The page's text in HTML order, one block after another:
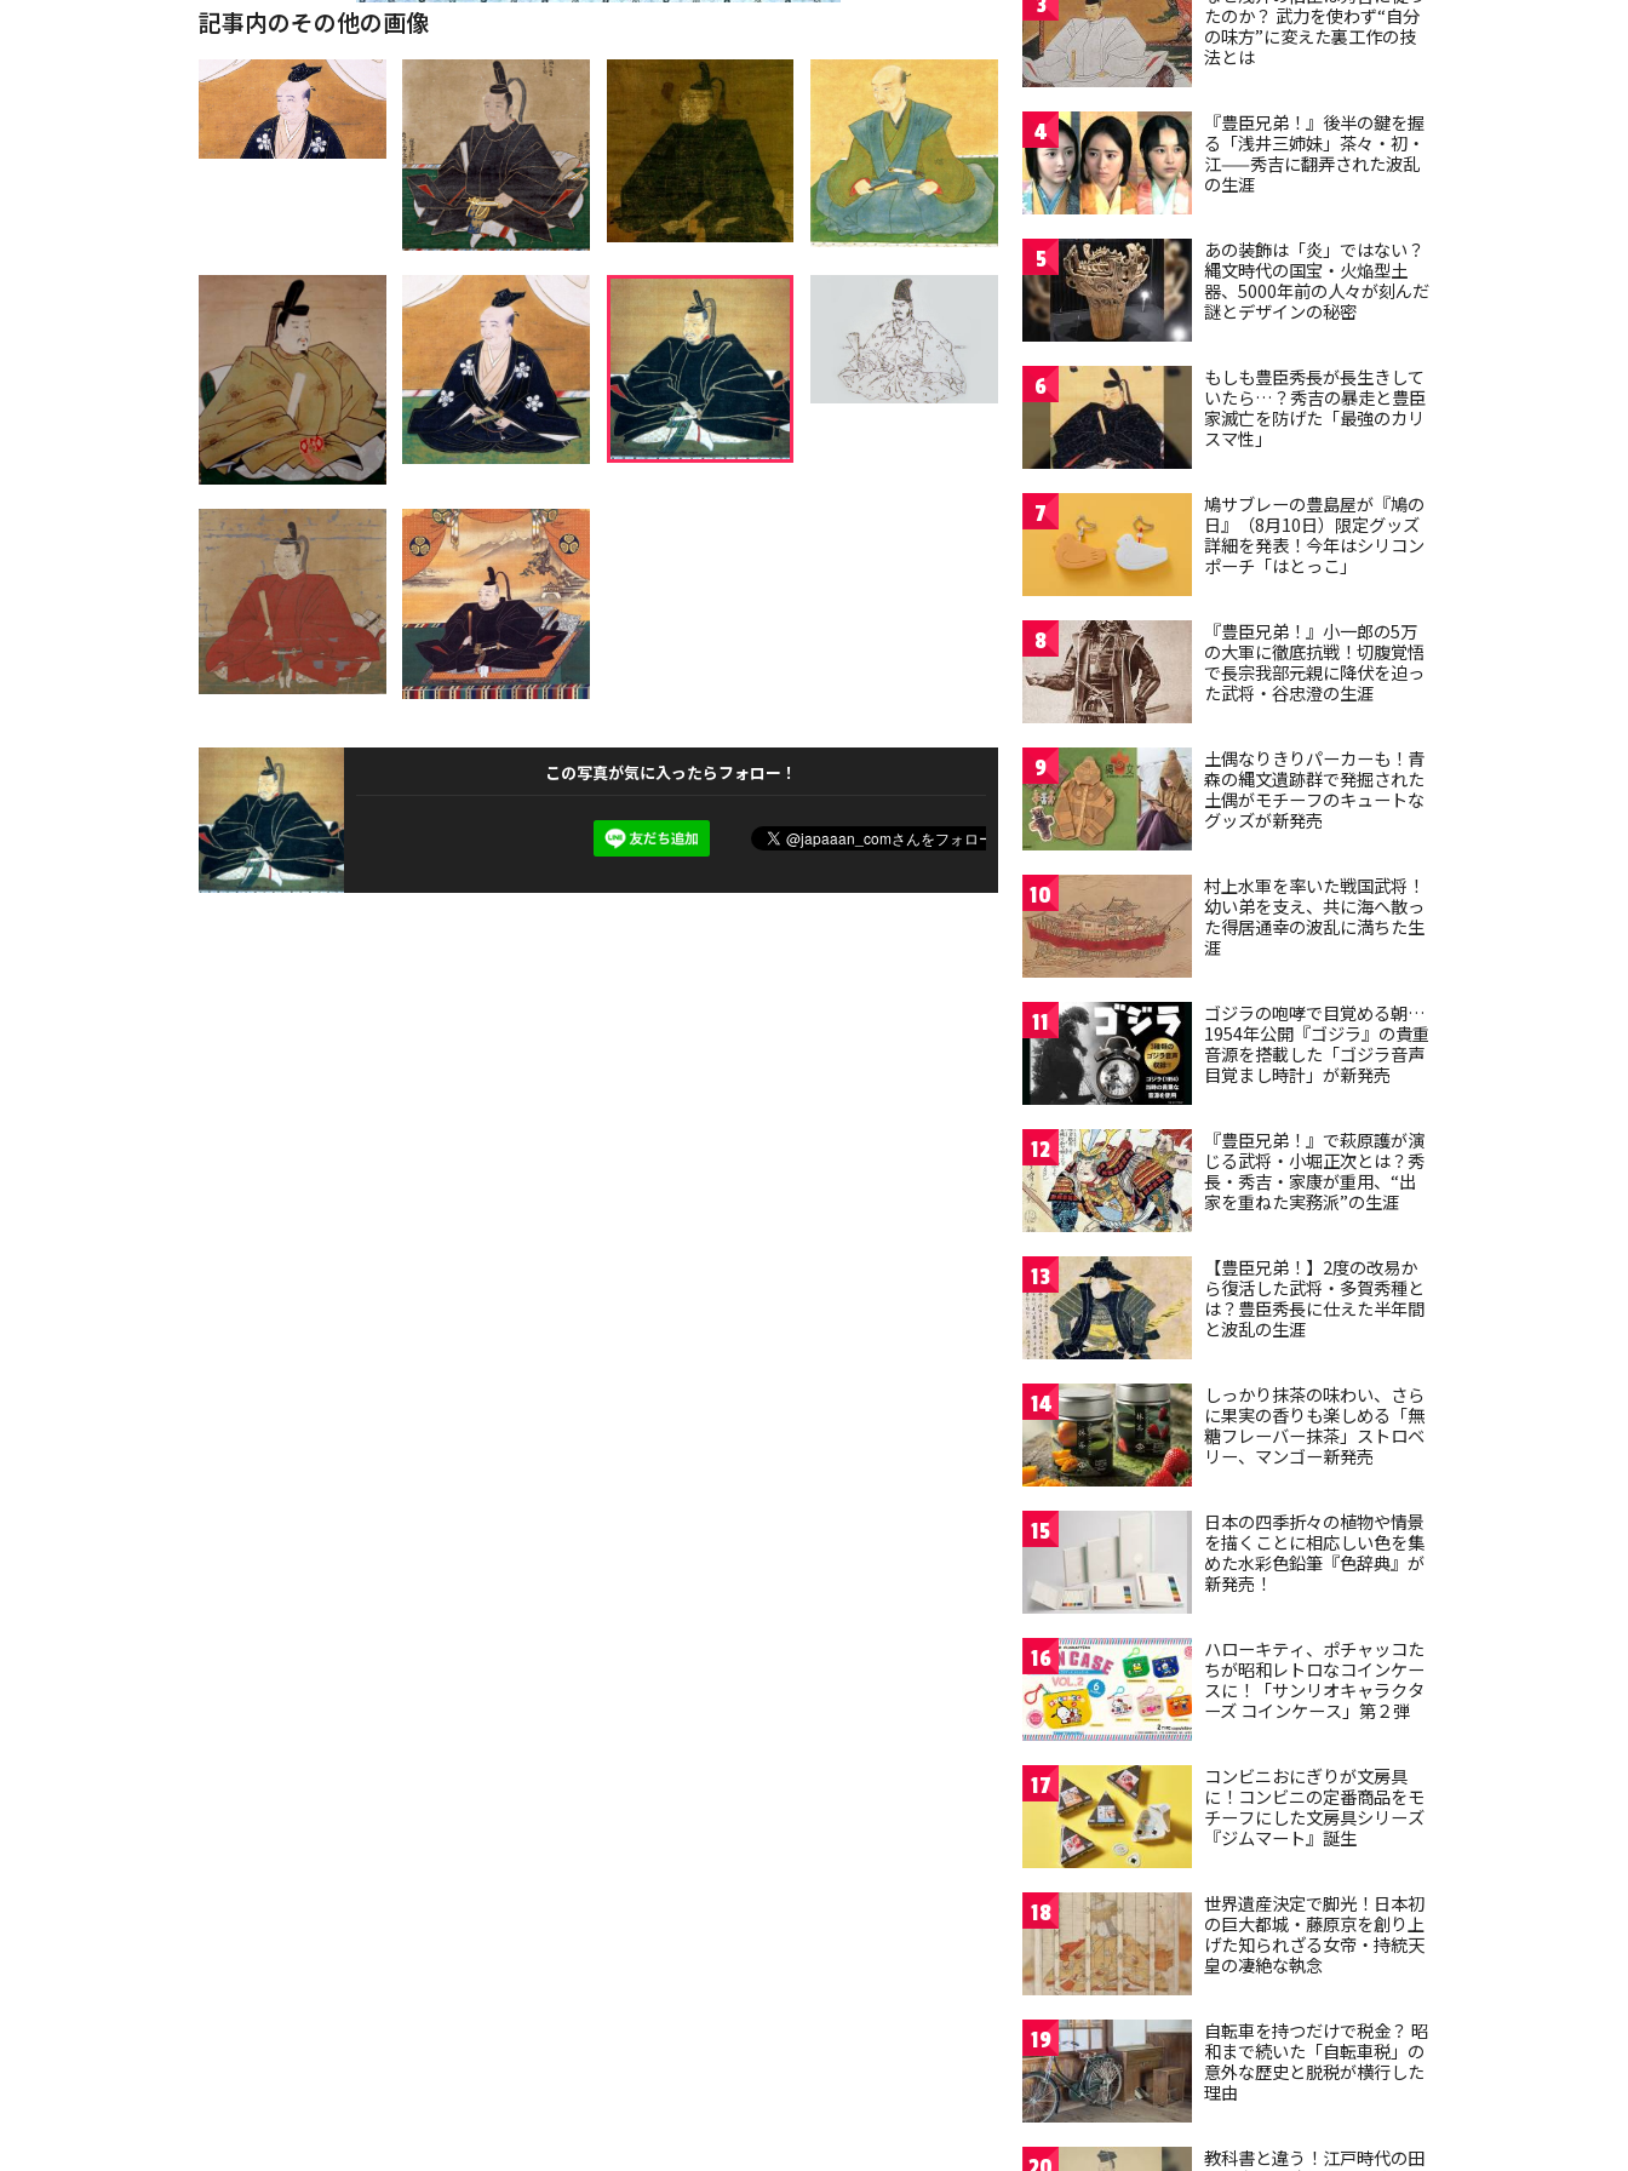
記事内のその他の画像
この写真が気に入ったらフォロー！
たのか？ 武力を使わず“自分
の味方”に変えた裏工作の技
法とは
4
『豊臣兄弟！』後半の鍵を握
る「浅井三姉妹」茶々・初・
江——秀吉に翻弄された波乱
の生涯
5
あの装飾は「炎」ではない？
縄文時代の国宝・火焔型土
器、5000年前の人々が刻んだ
謎とデザインの秘密
6
もしも豊臣秀長が長生きして
いたら…？秀吉の暴走と豊臣
家滅亡を防げた「最強のカリ
スマ性」
7
鳩サブレーの豊島屋が『鳩の
日』（8月10日）限定グッズ
詳細を発表！今年はシリコン
ポーチ「はとっこ」
8
『豊臣兄弟！』小一郎の5万
の大軍に徹底抗戦！切腹覚悟
で長宗我部元親に降伏を迫っ
た武将・谷忠澄の生涯
9
土偶なりきりパーカーも！青
森の縄文遺跡群で発掘された
土偶がモチーフのキュートな
グッズが新発売
10
村上水軍を率いた戦国武将！
幼い弟を支え、共に海へ散っ
た得居通幸の波乱に満ちた生
涯
11
ゴジラの咆哮で目覚める朝…
1954年公開『ゴジラ』の貴重
音源を搭載した「ゴジラ音声
目覚まし時計」が新発売
12
『豊臣兄弟！』で萩原護が演
じる武将・小堀正次とは？秀
長・秀吉・家康が重用、“出
家を重ねた実務派”の生涯
13
【豊臣兄弟！】2度の改易か
ら復活した武将・多賀秀種と
は？豊臣秀長に仕えた半年間
と波乱の生涯
14
しっかり抹茶の味わい、さら
に果実の香りも楽しめる「無
糖フレーバー抹茶」ストロベ
リー、マンゴー新発売
15
日本の四季折々の植物や情景
を描くことに相応しい色を集
めた水彩色鉛筆『色辞典』が
新発売！
16
ハローキティ、ポチャッコた
ちが昭和レトロなコインケー
スに！「サンリオキャラクタ
ーズ コインケース」第２弾
17
コンビニおにぎりが文房具
に！コンビニの定番商品をモ
チーフにした文房具シリーズ
『ジムマート』誕生
18
世界遺産決定で脚光！日本初
の巨大都城・藤原京を創り上
げた知られざる女帝・持統天
皇の凄絶な執念
19
自転車を持つだけで税金？ 昭
和まで続いた「自転車税」の
意外な歴史と脱税が横行した
理由
教科書と違う！江戸時代の田